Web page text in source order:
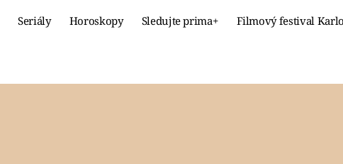
Seriály Horoskopy Sledujte prima+ Filmový festival